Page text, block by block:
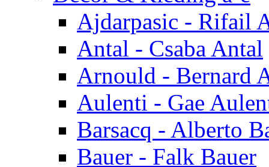
Ajdarpasic - Rifail
Antal - Csaba Antal
Arnould - Bernard
Aulenti - Gae
Barsacq - Alberto
Bauer - Falk Bauer